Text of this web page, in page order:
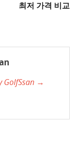
최저 가격 비교
GolfSsan →